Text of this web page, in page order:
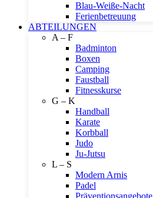
Blau-Weiße-Nacht
Ferienbetreuung
ABTEILUNGEN
A – F
Badminton
Boxen
Camping
Faustball
Fitnesskurse
G – K
Handball
Karate
Korbball
Judo
Ju-Jutsu
L – S
Modern Arnis
Padel
Präventionsangebote